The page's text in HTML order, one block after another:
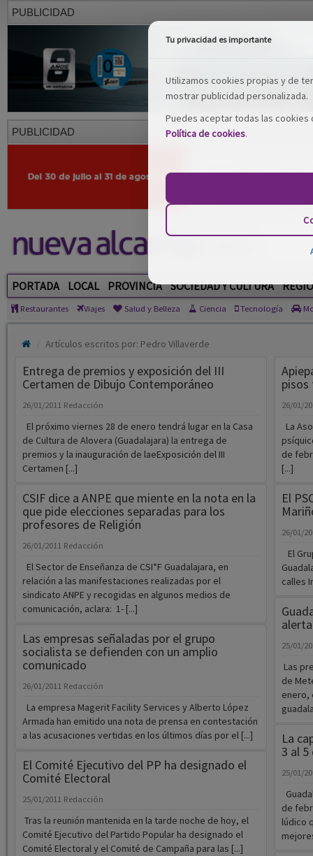
PUBLICIDAD
PUBLICIDAD
PORTADA LOCAL PROVINCIA SOCIEDAD Y CULTURA
Restaurantes Viajes Salud y Belleza Ciencia Tecnología
Artículos escritos por: Pedro Villaverde
Entrega de premios y exposición del III
Certamen de Dibujo Contemporáneo
26/01/2011 Redacción
El próximo viernes 28 de enero tendrá lugar en la Casa
de Cultura de Alovera (Guadalajara) la entrega de
premios y la inauguración de laeExposición del III
Certamen [...]
CSIF dice a ANPE que miente en la nota en la
que pide elecciones separadas para los
profesores de Religión
26/01/2011 Redacción
El Sector de Enseñanza de CSI*F Guadalajara, en
relación a las manifestaciones realizadas por el
sindicato ANPE y recogidas en algunos medios de
comunicación, aclara: 1- [...]
Las empresas señaladas por el grupo
socialista se defienden con un amplio
comunicado
26/01/2011 Redacción
La empresa Magerit Facility Services y Alberto López
Armada han emitido una nota de prensa en contestación
a las acusaciones vertidas en los últimos días por el [...]
El Comité Ejecutivo del PP ha designado el
Comité Electoral
25/01/2011 Redacción
Tras la reunión mantenida en la tarde noche de hoy, el
Comité Ejecutivo del Partido Popular ha designado el
Comité Electoral y el Comité de Campaña para las [...]
26/01/
La
de
[...]
El
26/01/
El
calles
25/01/
Las
de
enero,
La
3 al
25/01/
de
lúdico
Tu privacidad es importante
Utilizamos cookies propias y de
mostrar publicidad personalizada.
Puedes aceptar todas las
Política de cookies.